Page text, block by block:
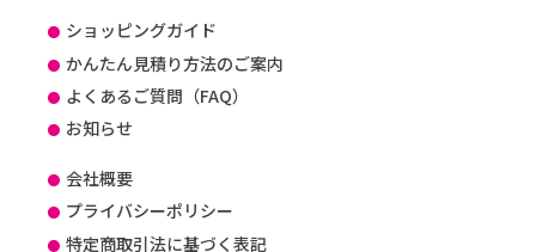
ショッピングガイド
かんたん見積り方法のご案内
よくあるご質問（FAQ）
お知らせ
会社概要
プライバシーポリシー
特定商取引法に基づく表記